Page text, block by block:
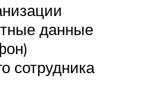
данные
сотрудника